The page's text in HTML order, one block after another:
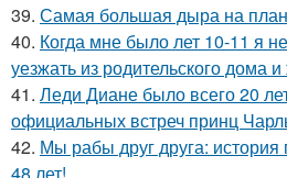
39. Самая большая дыра на
40. Когда мне было лет 10-11 я
уезжать из родительского дома
41. Леди Диане было всего 20
официальных встреч принц
42. Мы рабы друг друга: